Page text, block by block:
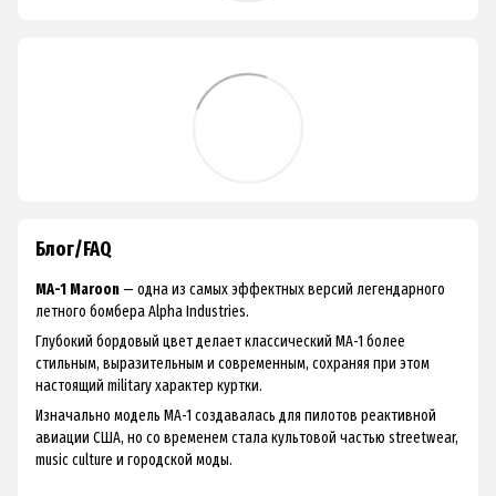
Блог/FAQ
MA-1 Maroon — одна из самых эффектных версий легендарного
летного бомбера Alpha Industries.
Глубокий бордовый цвет делает классический MA-1 более
стильным, выразительным и современным, сохраняя при этом
настоящий military характер куртки.
Изначально модель MA-1 создавалась для пилотов реактивной
авиации США, но со временем стала культовой частью streetwear,
music culture и городской моды.